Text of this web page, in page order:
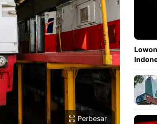
Perbesar